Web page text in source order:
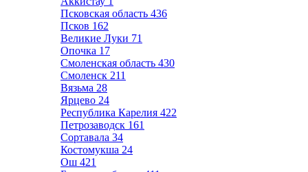
Псковская область 436
Псков 162
Великие Луки 71
Опочка 17
Смоленская область 430
Смоленск 211
Вязьма 28
Ярцево 24
Республика Карелия 422
Петрозаводск 161
Сортавала 34
Костомукша 24
Ош 421